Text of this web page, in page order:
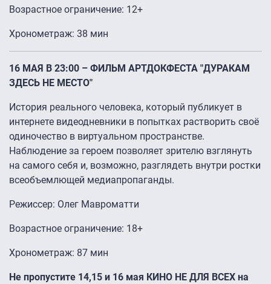
Возрастное ограничение: 12+
Хронометраж: 38 мин
16 МАЯ В 23:00 – ФИЛЬМ АРТДОКФЕСТА "ДУРАКАМ
ЗДЕСЬ НЕ МЕСТО"
История реального человека, который публикует в
интернете видеодневники в попытках растворить своё
одиночество в виртуальном пространстве.
Наблюдение за героем позволяет зрителю взглянуть
на самого себя и, возможно, разглядеть внутри ростки
всеобъемлющей медиапропаганды.
Режиссер: Олег Мавроматти
Возрастное ограничение: 18+
Хронометраж: 87 мин
Не пропустите 14,15 и 16 мая КИНО НЕ ДЛЯ ВСЕХ на